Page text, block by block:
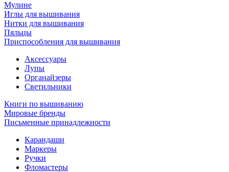
Мулине
Иглы для вышивания
Нитки для вышивания
Пяльцы
Приспособления для вышивания
Аксессуары
Лупы
Органайзеры
Светильники
Книги по вышиванию
Мировые бренды
Письменные принадлежности
Карандаши
Маркеры
Ручки
Фломастеры